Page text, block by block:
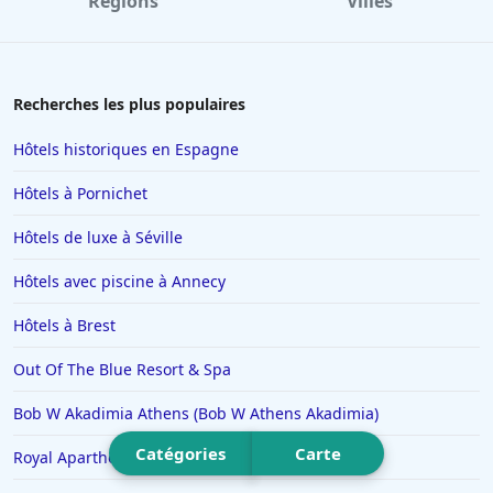
Hôtels en Savoie
Hôtels à Saint-Martin-de-Belleville
Hôtels à Chamonix-Mont-Blanc
Hôtels à Los Angeles
Hôtels à Yssingeaux
Hôtels à Drancy
Catégories Carte
Recherches les plus populaires
Hôtels historiques en Espagne
Hôtels à Pornichet
Hôtels de luxe à Séville
Hôtels avec piscine à Annecy
Hôtels à Brest
Out Of The Blue Resort & Spa
Bob W Akadimia Athens (Bob W Athens Akadimia)
Royal Aparthotel City Centre